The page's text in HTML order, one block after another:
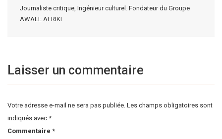
Journaliste critique, Ingénieur culturel. Fondateur du Groupe
AWALE AFRIKI
Laisser un commentaire
Votre adresse e-mail ne sera pas publiée. Les champs obligatoires sont
indiqués avec *
Commentaire *